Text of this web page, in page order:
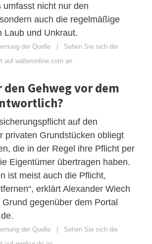
umfasst nicht nur den
auch die regelmäßige
Laub und Unkraut.
der Quelle | Sehen Sie sich die
auf walteronline.com an
Gehweg vor dem
auf den
privaten Grundstücken obliegt
die in der Regel ihre Pflicht per
Eigentümer übertragen haben.
ist meist auch die Pflicht,
erklärt Alexander Wiech
gegenüber dem Portal
der Quelle | Sehen Sie sich die